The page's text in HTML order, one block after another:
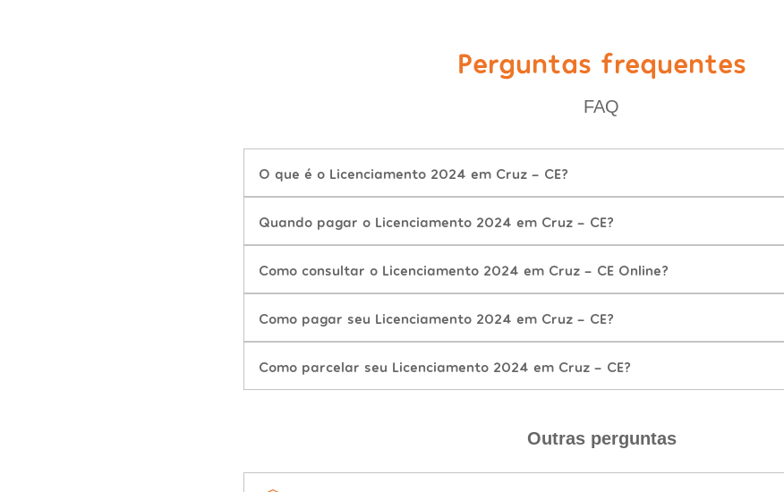
Perguntas frequentes
FAQ
O que é o Licenciamento 2024 em Cruz - CE?
Quando pagar o Licenciamento 2024 em Cruz - CE?
Como consultar o Licenciamento 2024 em Cruz - CE Online?
Como pagar seu Licenciamento 2024 em Cruz - CE?
Como parcelar seu Licenciamento 2024 em Cruz - CE?
Outras perguntas